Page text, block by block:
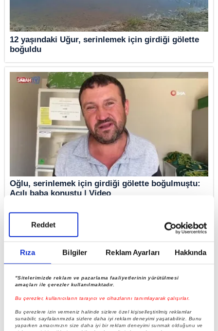
Rıza Bilgiler Reklam Ayarları Hakkında
"Sitelerimizde reklam ve pazarlama faaliyetlerinin yürütülmesi
amaçları ile çerezler kullanılmaktadır.
Bu çerezler, kullanıcıların tarayıcı ve cihazlarını tanımlayarak çalışırlar.
Bu çerezlere izin vermeniz halinde sizlere özel kişiselleştirilmiş reklamlar
sunabilir, sayfalarımızda sizlere daha iyi reklam deneyimi yaşatabiliriz. Bunu
yaparken amacımızın size daha iyi bir reklam deneyimi sunmak olduğunu ve
Reddet
12 yaşındaki Uğur, serinlemek için girdiği gölette
boğuldu
Oğlu, serinlemek için girdiği gölette boğulmuştu:
Acılı baba konuştu | Video
Yol verme manevrası ölümle bitti